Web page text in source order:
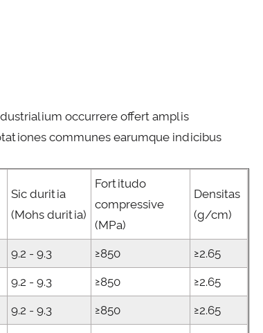
occurrere offert amplis
communes earumque indicibus
Sic duritia
(Mohs duritia)
Fortitudo
compressive
(MPa)
Densitas
(g/cm)
9.2 - 9.3 ≥850 ≥2.65
9.2 - 9.3 ≥850 ≥2.65
9.2 - 9.3 ≥850 ≥2.65